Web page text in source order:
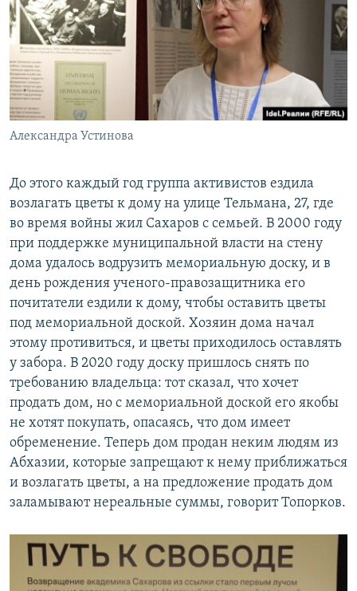
Александра Устинова
До этого каждый год группа активистов ездила
возлагать цветы к дому на улице Тельмана, 27, где
во время войны жил Сахаров с семьей. В 2000 году
при поддержке муниципальной власти на стену
дома удалось водрузить мемориальную доску, и в
день рождения ученого-правозащитника его
почитатели ездили к дому, чтобы оставить цветы
под мемориальной доской. Хозяин дома начал
этому противиться, и цветы приходилось оставлять
у забора. В 2020 году доску пришлось снять по
требованию владельца: тот сказал, что хочет
продать дом, но с мемориальной доской его якобы
не хотят покупать, опасаясь, что дом имеет
обременение. Теперь дом продан неким людям из
Абхазии, которые запрещают к нему приближаться
и возлагать цветы, а на предложение продать дом
заламывают нереальные суммы, говорит Топорков.